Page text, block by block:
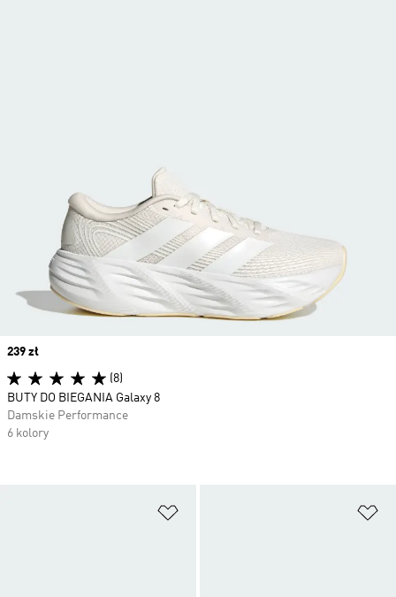
Price
239 zł
(8)
BUTY DO BIEGANIA Galaxy 8
Damskie Performance
6 kolory